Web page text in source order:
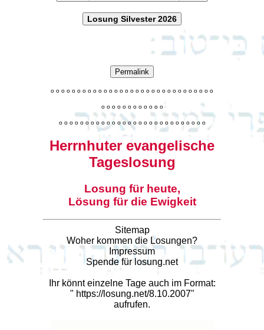
Losung Silvester 2026
Permalink
o o o o o o o o o o o o o o o o o o o o o o o o o o o o o o o
o o o o o o o o o o o o
o o o o o o o o o o o o o o o o o o o o o o o o o o o o
Herrnhuter evangelische
Tageslosung
Losung für heute,
Lösung für die Ewigkeit
Sitemap
Woher kommen die Losungen?
Impressum
Spende für losung.net
Ihr könnt einzelne Tage auch im Format:
" https://losung.net/8.10.2007"
aufrufen.